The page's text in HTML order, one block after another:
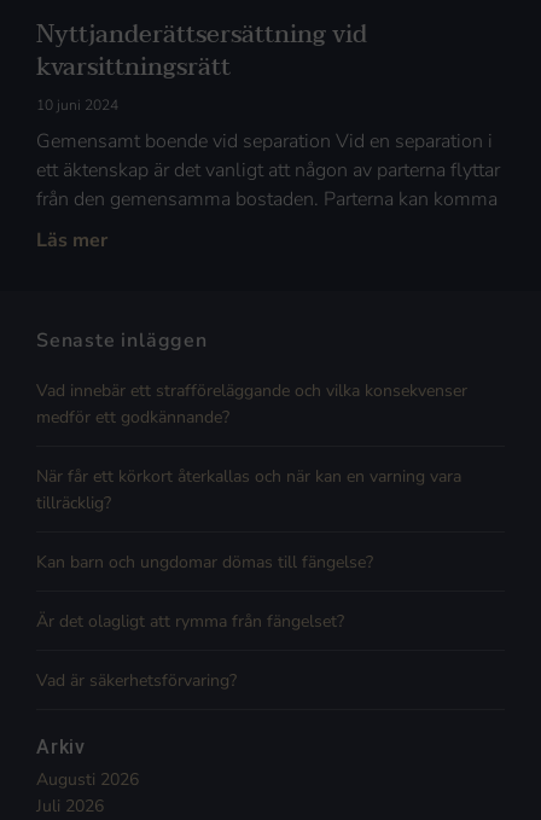
Nyttjanderättsersättning vid
kvarsittningsrätt
10 juni 2024
Gemensamt boende vid separation Vid en separation i
ett äktenskap är det vanligt att någon av parterna flyttar
från den gemensamma bostaden. Parterna kan komma
Läs mer
Senaste inläggen
Vad innebär ett strafföreläggande och vilka konsekvenser
medför ett godkännande?
När får ett körkort återkallas och när kan en varning vara
tillräcklig?
Kan barn och ungdomar dömas till fängelse?
Är det olagligt att rymma från fängelset?
Vad är säkerhetsförvaring?
Arkiv
Augusti 2026
Juli 2026